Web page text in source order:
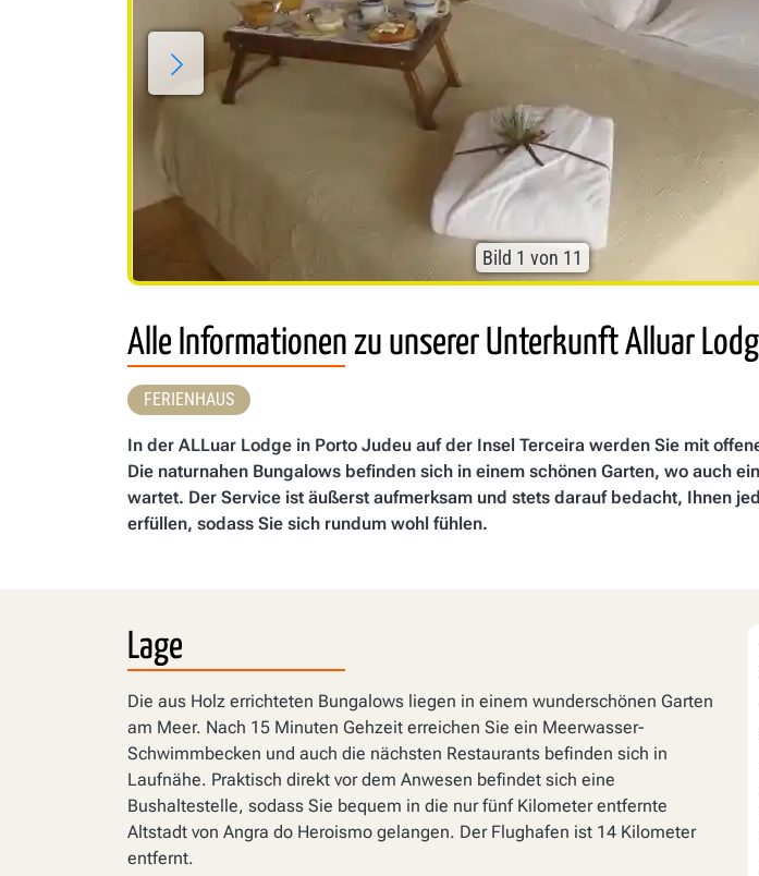
Bild 1 von 11
Alle Informationen zu unserer Unterkunft Alluar
FERIENHAUS
In der ALLuar Lodge in Porto Judeu auf der Insel Terceira werden Sie mit
Die naturnahen Bungalows befinden sich in einem schönen Garten, wo auch
wartet. Der Service ist äußerst aufmerksam und stets darauf bedacht, Ihnen
erfüllen, sodass Sie sich rundum wohl fühlen.
Lage
Die aus Holz errichteten Bungalows liegen in einem wunderschönen Garten
am Meer. Nach 15 Minuten Gehzeit erreichen Sie ein Meerwasser-
Schwimmbecken und auch die nächsten Restaurants befinden sich in
Laufnähe. Praktisch direkt vor dem Anwesen befindet sich eine
Bushaltestelle, sodass Sie bequem in die nur fünf Kilometer entfernte
Altstadt von Angra do Heroismo gelangen. Der Flughafen ist 14 Kilometer
entfernt.